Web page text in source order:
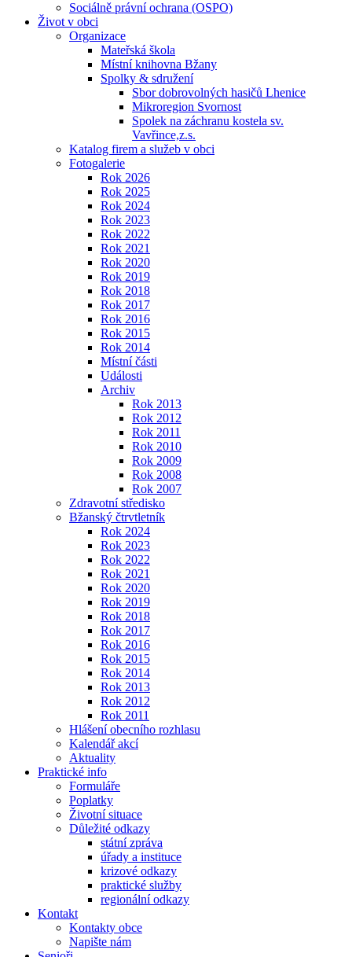
Sociálně právní ochrana (OSPO)
Život v obci
Organizace
Mateřská škola
Místní knihovna Bžany
Spolky & sdružení
Sbor dobrovolných hasičů Lhenice
Mikroregion Svornost
Spolek na záchranu kostela sv.
Vavřince,z.s.
Katalog firem a služeb v obci
Fotogalerie
Rok 2026
Rok 2025
Rok 2024
Rok 2023
Rok 2022
Rok 2021
Rok 2020
Rok 2019
Rok 2018
Rok 2017
Rok 2016
Rok 2015
Rok 2014
Místní části
Události
Archiv
Rok 2013
Rok 2012
Rok 2011
Rok 2010
Rok 2009
Rok 2008
Rok 2007
Zdravotní středisko
Bžanský čtrvtletník
Rok 2024
Rok 2023
Rok 2022
Rok 2021
Rok 2020
Rok 2019
Rok 2018
Rok 2017
Rok 2016
Rok 2015
Rok 2014
Rok 2013
Rok 2012
Rok 2011
Hlášení obecního rozhlasu
Kalendář akcí
Aktuality
Praktické info
Formuláře
Poplatky
Životní situace
Důležité odkazy
státní zpráva
úřady a instituce
krizové odkazy
praktické služby
regionální odkazy
Kontakt
Kontakty obce
Napište nám